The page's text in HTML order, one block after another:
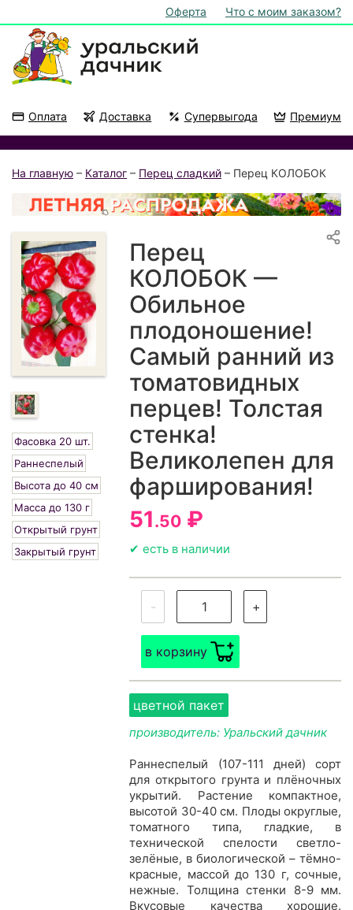
Оферта Что с моим заказом?
Оплата Доставка Супервыгода Премиум
На главную – Каталог – Перец сладкий – Перец КОЛОБОК
Фасовка 20 шт.
Раннеспелый
Высота до 40 см
Масса до 130 г
Открытый грунт
Закрытый грунт
Перец
КОЛОБОК —
Обильное
плодоношение!
Самый ранний из
томатовидных
перцев! Толстая
стенка!
Великолепен для
фарширования!
51.50 ₽
✔ есть в наличии
- +
в корзину
цветной пакет
производитель: Уральский дачник
Раннеспелый (107-111 дней) сорт
для открытого грунта и плёночных
укрытий. Растение компактное,
высотой 30-40 см. Плоды округлые,
томатного типа, гладкие, в
технической спелости светло-
зелёные, в биологической – тёмно-
красные, массой до 130 г, сочные,
нежные. Толщина стенки 8-9 мм.
Вкусовые качества хорошие.